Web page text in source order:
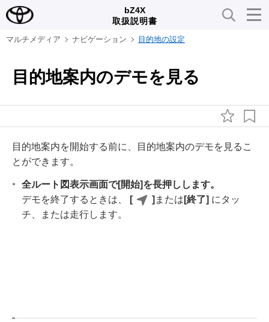
bZ4X
取扱説明書
マルチメディア ナビゲーション 目的地の設定
目的地案内のデモを見る
目的地案内を開始する前に、目的地案内のデモを見るこ
とができます。
全ルート図表示画面で[‍開始‍]を長押しします。
デモを終了するときは、
[‍ ‍] または [‍終了‍] にタッ
チ、または走行します。